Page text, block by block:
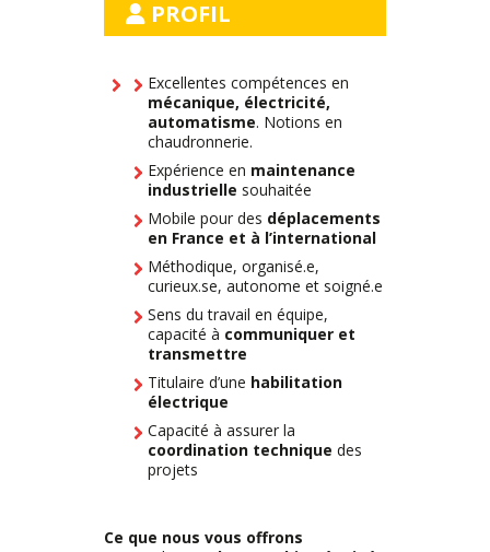
PROFIL
Excellentes compétences en
mécanique, électricité,
automatisme. Notions en
chaudronnerie.
Expérience en maintenance
industrielle souhaitée
Mobile pour des déplacements
en France et à l’international
Méthodique, organisé.e,
curieux.se, autonome et soigné.e
Sens du travail en équipe,
capacité à communiquer et
transmettre
Titulaire d’une habilitation
électrique
Capacité à assurer la
coordination technique des
projets
Ce que nous vous offrons